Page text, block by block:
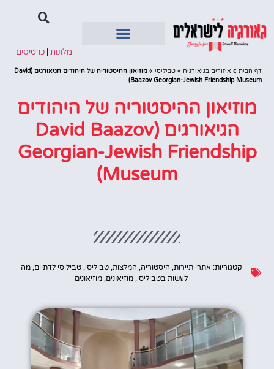
מלונות |כרטיסים
דף הבית » איזורים בגיאורגיה » טביליסי »
מוזיאון ההיסטוריה של היהודים הגיאורגים (David
Baazov Georgian-Jewish Friendship Museum)
מוזיאון ההיסטוריה של היהודים
הגיאורגים (David Baazov
Georgian-Jewish Friendship
Museum)
קטגוריות: אתרי תיירות, היסטוריה, המלצות,טביליסי,טביליסי לדתיים,מה
לעשות בטביליסי, מוזיאונים, מוזיאונים